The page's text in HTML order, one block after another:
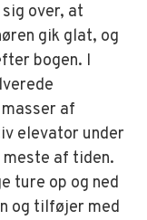
over, at
gik glat, og
bogen. I
af
elevator under
af tiden.
ture op og ned
og tilføjer med